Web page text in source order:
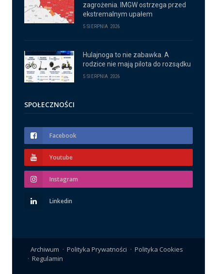
zagrożenia. IMGW ostrzega przed
ekstremalnym upałem
5 SIERPNIA 2026
Hulajnoga to nie zabawka. A
rodzice nie mają pilota do rozsądku
5 SIERPNIA 2026
SPOŁECZNOŚCI
Facebook
Youtube
Instagram
Linkedin
Archiwum Polityka Prywatności
Polityka Cookies
Regulamin